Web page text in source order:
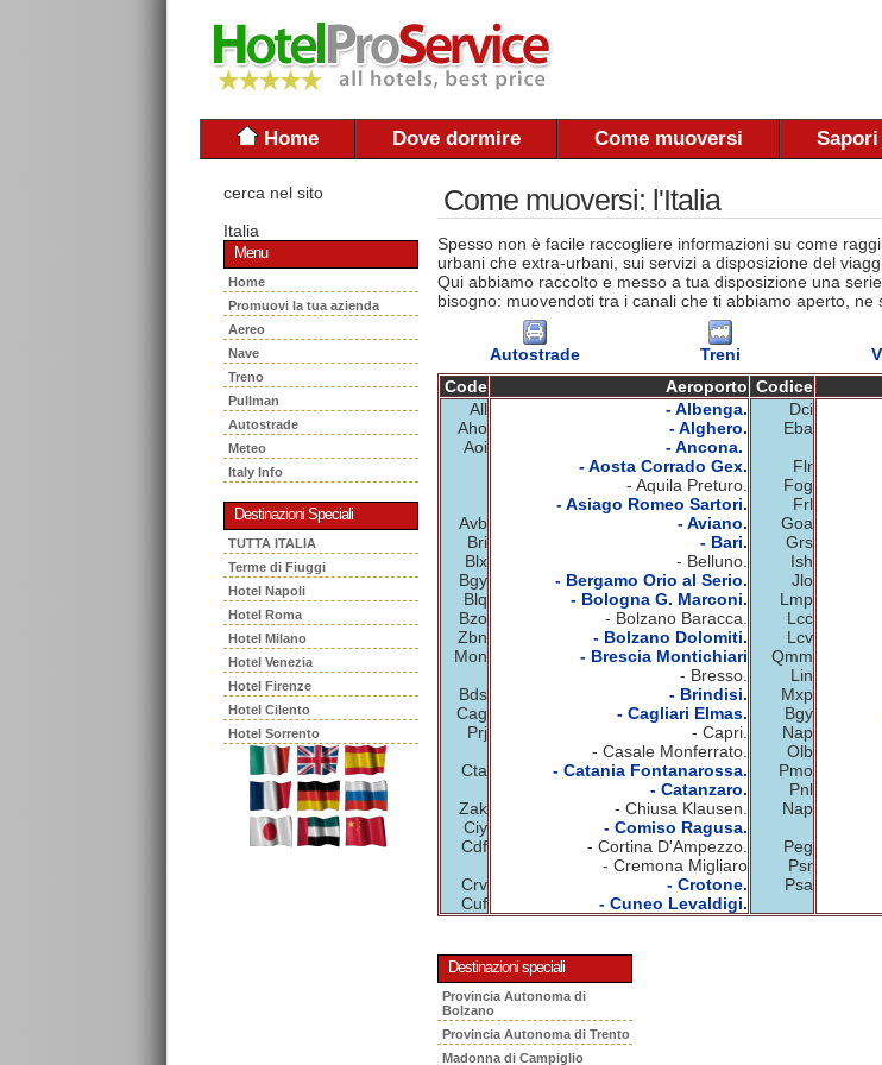
Home Dove dormire Come muoversi Sapori
cerca nel sito
Italia
Menu
Home
Promuovi la tua azienda
Aereo
Nave
Treno
Pullman
Autostrade
Meteo
Italy Info
Destinazioni Speciali
TUTTA ITALIA
Terme di Fiuggi
Hotel Napoli
Hotel Roma
Hotel Milano
Hotel Venezia
Hotel Firenze
Hotel Cilento
Hotel Sorrento
Come muoversi: l'Italia
Spesso non è facile raccogliere informazioni su come
urbani che extra-urbani, sui servizi a disposizione del
Qui abbiamo raccolto e messo a tua disposizione una
bisogno: muovendoti tra i canali che ti abbiamo aperto, ne
Autostrade Treni
Code
Aeroporto Codice
All
Aho
Aoi
Avb
Bri
Blx
Bgy
Blq
Bzo
Zbn
Mon
Bds
Cag
Prj
Cta
Zak
Ciy
Cdf
Crv
Cuf
- Albenga.
- Alghero.
- Ancona.
- Aosta Corrado Gex.
- Aquila Preturo.
- Asiago Romeo Sartori.
- Aviano.
- Bari.
- Belluno.
- Bergamo Orio al Serio.
- Bologna G. Marconi.
- Bolzano Baracca.
- Bolzano Dolomiti.
- Brescia Montichiari
- Bresso.
- Brindisi.
- Cagliari Elmas.
- Capri.
- Casale Monferrato.
- Catania Fontanarossa.
- Catanzaro.
- Chiusa Klausen.
- Comiso Ragusa.
- Cortina D'Ampezzo.
- Cremona Migliaro
- Crotone.
- Cuneo Levaldigi.
Dci
Eba
Flr
Fog
Frl
Goa
Grs
Ish
Jlo
Lmp
Lcc
Lcv
Qmm
Lin
Mxp
Bgy
Nap
Olb
Pmo
Pnl
Nap
Peg
Psr
Psa
Destinazioni speciali
Provincia Autonoma di
Bolzano
Provincia Autonoma di Trento
Madonna di Campiglio